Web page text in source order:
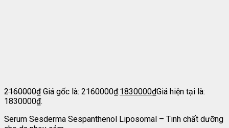
2160000₫ Giá gốc là: 2160000₫.1830000₫Giá hiện tại là:
1830000₫.
Serum Sesderma Sespanthenol Liposomal – Tinh chất dưỡng